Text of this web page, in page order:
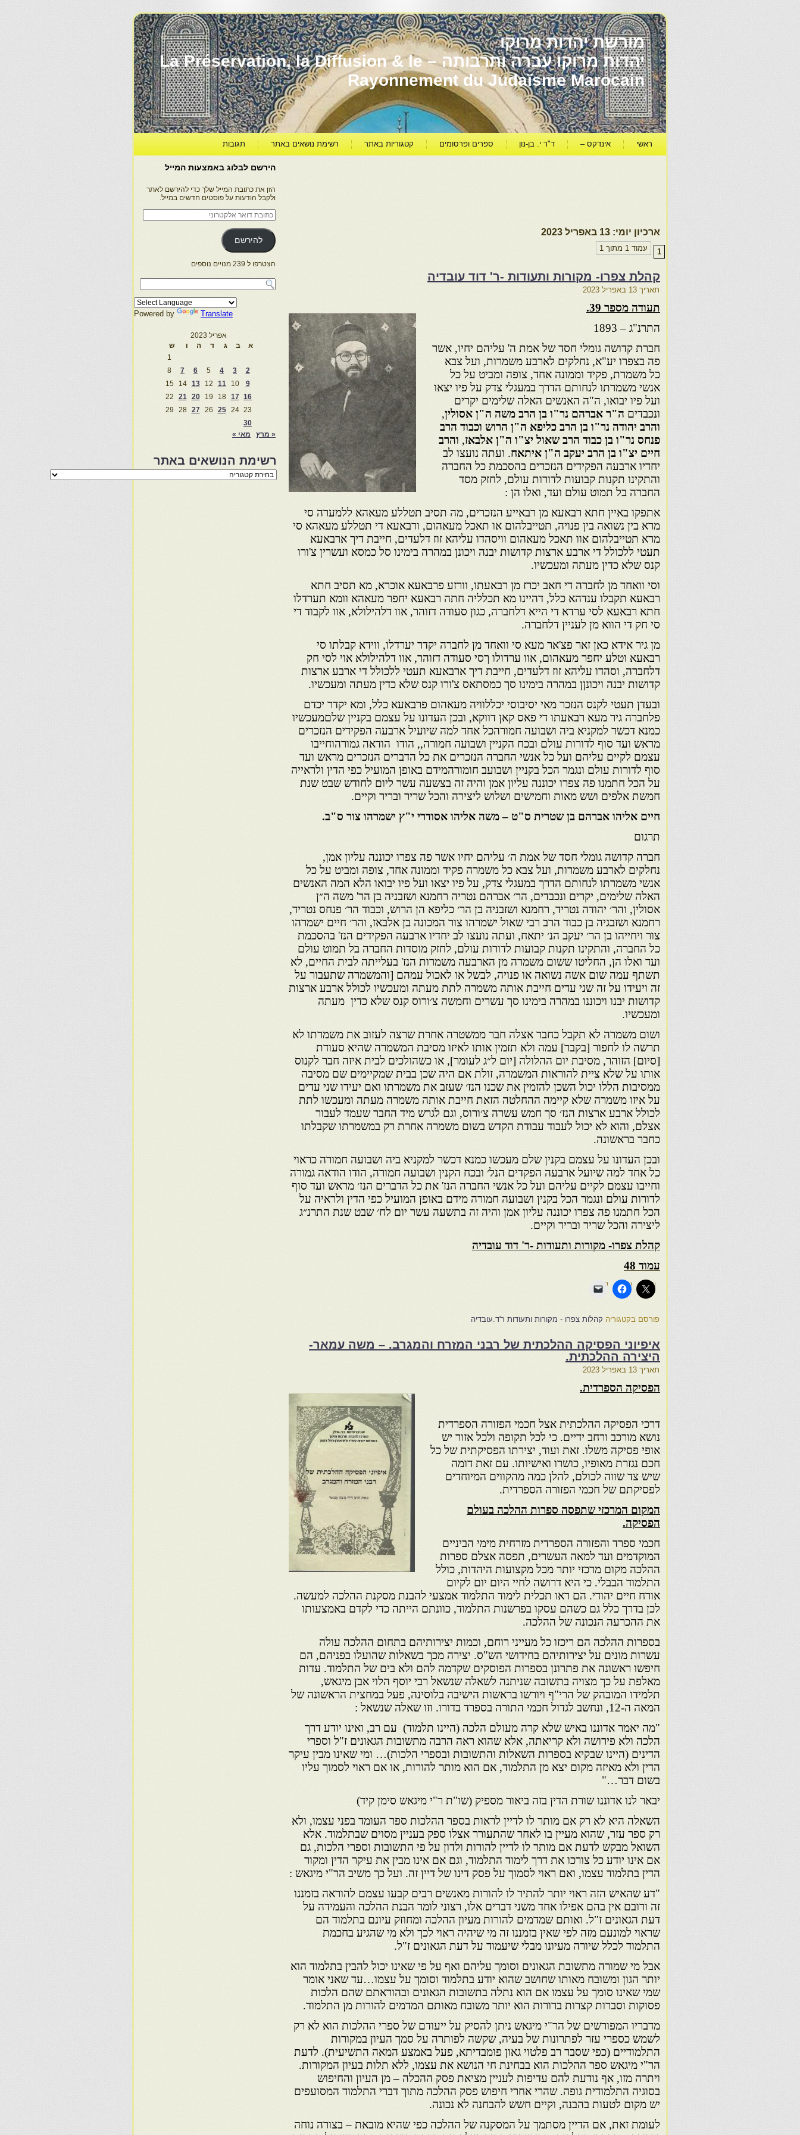
מורשת יהדות מרוקו
יהדות מרוקו עברה ותרבותה – La Préservation, la Diffusion & le
Rayonnement du Judaïsme Marocain
ראשי אינדקס – ד"ר י. בן-נון ספרים ופרסומים קטגוריות באתר רשימת נושאים באתר תגובות
ארכיון יומי: 13 באפריל 2023
עמוד 1 מתוך 1 1
קהלת צפרו- מקורות ותעודות -ר' דוד עובדיה
תאריך 13 באפריל 2023
תעודה מספר 39.
התרנ"ג – 1893
חברת קדושה גומלי חסד של אמת ה' עליהם יחיו, אשר
פה בצפרו יע"א, נחלקים לארבע משמרות, ועל צבא
כל משמרת, פקיד וממונה אחד, צופה ומביט על כל
אנשי משמרתו לנחותם הדרך במעגלי צדק על פיו יצאו
ועל פיו יבואו, ה"ה האנשים האלה שלימים יקרים
ונכבדים ה"ר אברהם נר"ו בן הרב משה ה"ן אסולין,
והרב יהודה נר"ו בן הרב כליפא ה"ן הרוש וכבוד הרב
פנחס נר"ו בן כבוד הרב שאול יצ"ו ה"ן אלבאז, והרב
חיים יצ"ו בן הרב יעקב ה"ן איתאח. ועתה נועצו לב
יחדיו ארבעה הפקידים הנזכרים בהסכמת כל החברה
והתקינו תקנות קבועות לדורות עולם, לחזק מסד
החברה בל תמוט עולם ועד, ואלו הן :
אתפקו באיין חתא רבאעא מן רבאייע הנזכרים, מה תסיב תטללע מעאהא ללמערה סי
מרא בין נשואה בין פנויה, תטייבלהום או תאכל מעאהום, ורבאעא די תטללע מעאהא סי
מרא תטייבלהום אוו תאכל מעאהום וויסהדו עליהא זוז דלעדים, חייבת דיך ארבאעא
תעטי ללכולל די ארבע ארצות קדושות יבנה ויכונן במהרה בימינו סל כמסא ועשרין צ'ורו
קנס שלא כדין מעתה ומעכשיו.
וסי וואחד מן לחברה די חאב יכרז מן רבאעתו, וורזע פרבאעא אוכרא, מא תסיב חתא
רבאעא תקבלו ענדהא כלל, דהיינו מא תכלליה חתה רבאעא יחפר מעאהא וומא תערדלו
חתא רבאעא לסי ערדא די הייא דלחברה, כגון סעודה דזוהר, אוו דלהילולא, אוו לקבוד די
סי חק די הווא מן לעניין דלחברה.
מן גיר אידא כאן זאר פצ'אר מעא סי וואחד מן לחברה יקדר יערדלו, ווידא קבלתו סי
רבאעא וטלע יחפר מעאהום, אוו ערדולו ךסי סעודה דזוהר, אוו דלהילולא אוי לסי חק
דלחברה, וסהדו עליהא זוז דלעדים, חייבת דיך ארבאעא תעטי ללכולל די ארבע ארצות
קדושות יבנה ויכונןן במהרה בימינו סך כמסתאס צ'ורו קנס שלא כדין מעתה ומעכשיו.
ובעדן תעטי לקנס הנזכר מאי יסיבוסי יכללוויה מעאהום פרבאעא כלל, ומא יקדר יכדם
פלחברה גיר מעא רבאעתו די פאס קאן דווקא, ובכן העדונו על עצמם בקניין שלםמעכשיו
כמנא דכשר למקניא ביה ושבועה חמורהכל אחד למה שיועיל ארבעה הפקידים הנזכרים
מראש ועד סוף לדורות עולם ובכח הקניין ושבועה חמורה,, הודו הודאה גמורהוחייבו
עצמם לקיים עליהם ועל כל אנשי החברה הנזכרים את כל הדברים הנזכרים מראש ועד
סוף לדורות עולם ונגמר הכל בקניין ושבועב חומורהמידם באופן המועיל כפי הדין ולראייה
על הכל חתמנו פה צפרו יכוננה עליון אמן והיה זה בצשעה עשר ליום לחודש שבט שנת
חמשת אלפים ושש מאות וחמישים ושלוש ליצירה והכל שריר ובריר וקיים.
חיים אליהו אברהם בן שטרית ס"ט – משה אליהו אסודרי י"ץ ישמרהו צור ס"ב.
תרגום
חברה קדושה גומלי חסד של אמת ה׳ עליהם יחיו אשר פה צפרו יכוננה עליון אמן,
נחלקים לארבע משמרות, ועל צבא כל משמרה פקיד וממונה אחד, צופה ומביט על כל
אנשי משמרתו לנחותם הדרך במעגלי צדק, על פיו יצאו ועל פיו יבואו הלא המה האנשים
האלה שלימים, יקרים ונכבדים, הר׳ אברהם נטריה רחמנא ושזבניה בן הר' משה ה״ן
אסולין, והר׳ יהודה נטריד, רחמנא ושזבניה בן הר׳ כליפא הן הרוש, וכבוד הר׳ פנחס נטריד,
רחמנא ושזבגיה בן כבוד הרב רבי שאול ישמרהו צור המכונה בן אלבאז, והר׳ חיים ישמרהו
צור ויחייהו בן הר׳ יעקב הנ׳ יתאח, ועתה נועצו לב יחדיו ארבעה הפקידים הנז' בהסכמת
כל החברה, והתקינו תקנות קבועות לדורות עולם, לחזק מוסדות החברה בל תמוט עולם
ועד ואלו הן, החליטו ששום משמרה מן הארבעה משמרות הנז' בעלייתה לבית החיים, לא
תשתף עמה שום אשה נשואה או פנויה, לבשל או לאכול עמהם [והמשמרה שתעבור על
זה ויעידו על זה שני עדים חייבת אותה משמרה לתת מעתה ומעכשיו לכולל ארבע ארצות
קדושות יבנו ויכוננו במהרה בימינו סך עשרים וחמשה צ׳ורוס קנס שלא כדין מעתה
ומעכשיו.
ושום משמרה לא תקבל כחבר אצלה חבר ממשטרה אחרת שרצה לעזוב את משמרתו לא
תרשה לו לחפור [בקבר] עמה ולא תזמין אותו לאיזו מסיבת המשמרה שהיא סעודת
[סיום] הזוהר, מסיבת יום ההלולה [יום ל״ג לעומר], או כשהולכים לבית איזה חבר לקנוס
אותו על שלא ציית להוראות המשמרה, זולת אם היה שכן בבית שמקיימים שם מסיבה
ממסיבות הללו יכול השכן להזמין את שכנו הנז׳ שעזב את משמרתו ואם יעידו שני עדים
על איזו משמרה שלא קיימה ההחלטה הזאת חייבת אותה משמרה מעתה ומעכשו לתת
לכולל ארבע ארצות הנז׳ סך חמש עשרה צ׳ורוס, וגם לגרש מיד החבר שעמד לעבור
אצלם, והוא לא יכול לעבוד עבודת הקדש בשום משמרה אחרת רק במשמרתו שקבלתו
כחבר בראשונה.
ובכן העדונו על עצמם בקנין שלם מעכשו כמנא דכשר למקניא ביה ושבועה חמורה כראוי
כל אחד למה שיועל ארבעה הפקדים הנל׳ ובכח הקנין ושבועה חמורה, הודו הודאה גמורה
וחייבו עצמם לקיים עליהם ועל כל אנשי החברה הנז' את כל הדברים הנז׳ מראש ועד סוף
לדורות עולם ונגמר הכל בקנין ושבועה חמורה מידם באופן המועיל כפי הדין ולראיה על
הכל חתמנו פה צפרו יכוננה עליון אמן והיה זה בתשעה עשר יום לח׳ שבט שנת התרנ״ג
ליצירה והכל שריר ובריר וקיים.
קהלת צפרו- מקורות ותעודות -ר' דוד עובדיה
עמוד 48
פורסם בקטגוריה קהלות צפרו - מקורות ותעודות ר'ד.עובדיה
איפיוני הפסיקה ההלכתית של רבני המזרח והמגרב. – משה עמאר-
היצירה ההלכתית.
תאריך 13 באפריל 2023
הפסיקה הספרדית.
דרכי הפסיקה ההלכתית אצל חכמי הפזורה הספרדית
נושא מורכב ורחב ידיים. כי לכל תקופה ולכל אזור יש
אופי פסיקה משלו. זאת ועוד, יצירתו הפסיקתית של כל
חכם נגזרת מאופיו, כושרו ואישיותו. עם זאת דומה
שיש צד שווה לכולם, להלן כמה מהקווים המיוחדים
לפסיקתם של חכמי הפזורה הספרדית.
המקום המרכזי שתפסה ספרות ההלכה בעולם
הפסיקה.
חכמי ספרד והפזורה הספרדית מזרחית מימי הביניים
המוקדמים ועד למאה העשרים, תפסה אצלם ספרות
ההלכה מקום מרכזי יותר מכל מקצועות היהדות, כולל
התלמוד הבבלי. כי היא דרושה לחיי היום יום לקיום
אורח חיים יהודי. הם ראו תכלית לימוד התלמוד אמצעי להבנת מסקנת ההלכה למעשה.
לכן בדרך כלל גם כשהם עסקו בפרשנות התלמוד, כוונתם הייתה כדי לקדם באמצעותו
את ההכרעה הנכונה של ההלכה.
בספרות ההלכה הם ריכזו כל מעייני רוחם, וכמות יצירותיהם בתחום ההלכה עולה
עשרות מונים על יצירותיהם בחידושי הש"ס. יצירה מכך בשאלות שהועלו בפניהם, הם
חיפשו ראשונה את פתרונן בספרות הפוסקים שקדמה להם ולא בים של התלמוד. עדות
מאלפת על כך מצויה בתשובה שניתנה לשאלה שנשאל רבי יוסף הלוי אבן מיגאש,
תלמידו המובהק של הרי"ף ויורשו בראשות הישיבה בלוסינה, פעל במחצית הראשונה של
המאה ה-12, ונחשב לגדול חכמי התורה בספרד בדורו. וזו שאלה שנשאל :
"מה יאמר אדוננו באיש שלא קרה מעולם הלכה (היינו תלמוד) עם רב, ואינו יודע דרך
הלכה ולא פירושה ולא קריאתה, אלא שהוא ראה הרבה מתשובות הגאונים ז"ל וספרי
הדינים (היינו שבקיא בספרות השאלות והתשובות ובספרי הלכות)… ומי שאינו מבין עיקר
הדין ולא מאיזה מקום יצא מן התלמוד, אם הוא מותר להורות, או אם ראוי לסמוך עליו
בשום דבר…"
יבאר לנו אדוננו שורת הדין בזה ביאור מספיק (שו"ת ר"י מיגאש סימן קיד)
השאלה היא לא רק אם מותר לו לדיין לראות בספר ההלכות ספר העומד בפני עצמו, ולא
רק ספר עזר, שהוא מעיין בו לאחר שהתעורר אצלו ספק בעניין מסוים שבתלמוד. אלא
השואל מבקש לדעת אם מותר לו לדיין להורות ולדון על פי התשובות וספרי הלכות, גם
אם אינו יודע כל צורכו את דרך לימוד התלמוד, וגם אם אינו מבין את עיקר הדין ומקור
הדין בתלמוד עצמו, ואם ראוי לסמוך על פסק דינו של דיין זה. ועל כך משיב הר"י מיגאש :
"דע שהאיש הזה ראוי יותר להתיר לו להורות מאנשים רבים קבעו עצמם להוראה בזמננו
זה ורובם אין בהם אפילו אחד משני דברים אלו, רצוני לומר הבנת ההלכה והעמידה על
דעת הגאונים ז"ל. ואותם שמדמים להורות מעיון ההלכה ומחוזק עיונם בתלמוד הם
שראוי למונעם מזה לפי שאין בזמננו זה מי שיהיה ראוי לכך ולא מי שהגיע בחכמת
התלמוד לכלל שיורה מעיונו מבלי שיעמוד על דעת הגאונים ז"ל.
אבל מי שמורה מתשובת הגאונים וסומך עליהם ואף על פי שאינו יכול להבין בתלמוד הוא
יותר הגון ומשובח מאותו שחושב שהוא יודע בתלמוד וסומך על עצמו…עד שאני אומר
שמי שאינו סומך על עצמו אם הוא נתלה בתשובות הגאונים ובהוראתם שהם הלכות
פסוקות וסברות קצרות ברורות הוא יותר משובח מאותם המדמים להורות מן התלמוד.
מדבריו המפורשים של הר"י מיגאש ניתן להסיק על ייעודם של ספרי ההלכות הוא לא רק
לשמש כספרי עזר לפתרונות של בעיה, שקשה לפותרה על סמך העיון במקורות
התלמודיים (כפי שסבר רב פלטוי גאון פומבדיתא, פעל באמצע המאה התשיעית). לדעת
הר"י מיגאש ספר ההלכות הוא בבחינת חי הנושא את עצמו, ללא תלות בעיון המקורות.
ויתרה מזו, אף נודעת להם עדיפות לעניין מציאת פסק ההכלה – מן העיון והחיפוש
בסוגיה התלמודית גופה. שהרי אחרי חיפוש פסק ההלכה מתוך דברי התלמוד המסועפים
יש מקום לטעות בהבנה, וקיים חשש להבחנה לא נכונה.
לעומת זאת, אם הדיין מסתמך על המסקנה של ההלכה כפי שהיא מובאת – בצורה נוחה
הירשם לבלוג באמצעות המייל
הזן את כתובת המייל שלך כדי להירשם לאתר
ולקבל הודעות על פוסטים חדשים במייל.
כתובת
דואר
אלקטרוני
להירשם
הצטרפו ל 239 מנויים נוספים
Powered by Translate
אפריל 2023
א
ב ג ד ה ו
ש
1
2
3
4
5
6
7
8
9
10
11
12
13
14
15
16
17
18
19
20
21
22
23
24
25
26
27
28
29
30
« מרץ
מאי »
רשימת הנושאים באתר
רשימת
הנושאים